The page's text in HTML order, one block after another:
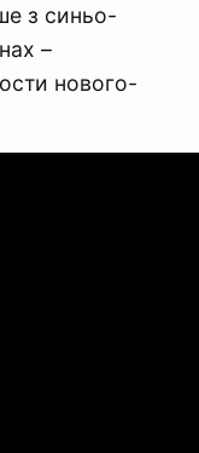
з синьо-
–
нового-